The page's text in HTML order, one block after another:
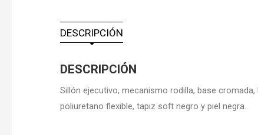
DESCRIPCIÓN
DESCRIPCIÓN
Sillón ejecutivo, mecanismo rodilla, base
poliuretano flexible, tapiz soft negro y piel negra.